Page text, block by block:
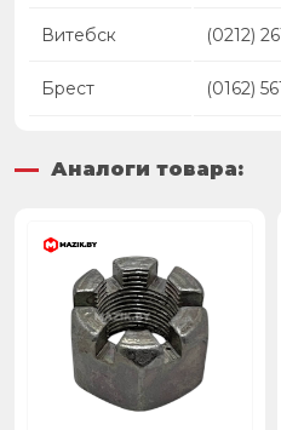
Витебск (0212)
Брест (0162)
Аналоги товара: